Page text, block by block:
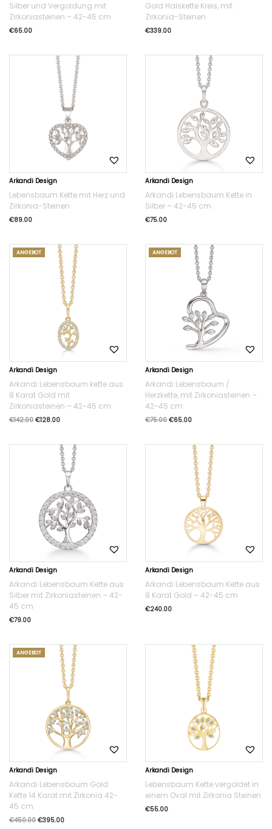
Silber und Vergoldung mit
Zirkoniasteinen – 42-45 cm
€65.00
Gold Halskette Kreis, mit
Zirkonia-Steinen
€339.00
Arkandi Design
Lebensbaum Kette mit Herz und
Zirkonia-Steinen
€89.00
Arkandi Design
Arkandi Lebensbaum Kette in
Silber – 42-45 cm
€75.00
ANGEBOT
Arkandi Design
Arkandi Lebensbaum kette aus
8 Karat Gold mit
Zirkoniasteinen – 42-45 cm
€142.00 €128.00
ANGEBOT
Arkandi Design
Arkandi Lebensbaum /
Herzkette, mit Zirkoniasteinen –
42-45 cm
€75.00 €65.00
Arkandi Design
Arkandi Lebensbaum Kette aus
Silber mit Zirkoniasteinen – 42-
45 cm
€79.00
Arkandi Design
Arkandi Lebensbaum Kette aus
8 Karat Gold – 42-45 cm
€240.00
ANGEBOT
Arkandi Design
Arkandi Lebensbaum Gold
Kette 14 Karat mit Zirkonia 42-
45 cm
€450.00 €395.00
Arkandi Design
Lebensbaum Kette vergoldet in
einem Oval mit Zirkonia Steinen
€55.00